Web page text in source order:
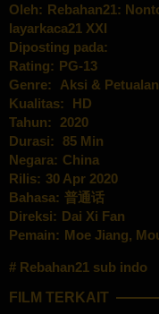
Oleh: Rebahan21:
layarkaca21 XXI
Diposting pada:
Rating: PG-13
Genre:
Aksi &
Kualitas:
HD
Tahun:
2020
Durasi: 85 Min
Negara: China
Rilis: 30 Apr 2020
Bahasa: 普通话
Direksi: Dai Xi Fan
Pemain: Moe Jiang,
Rebahan21 sub indo
FILM TERKAIT